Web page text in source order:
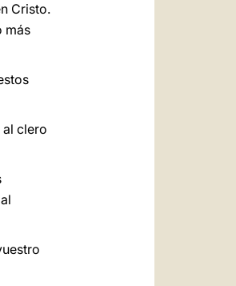
Cristo.
más
clero